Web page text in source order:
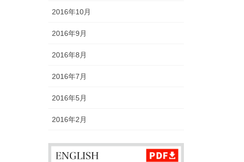
2016年10月
2016年9月
2016年8月
2016年7月
2016年5月
2016年2月